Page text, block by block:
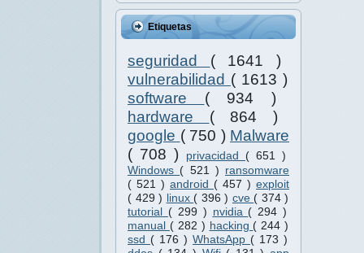
Etiquetas
seguridad ( 1641 )
vulnerabilidad ( 1613 )
software ( 934 )
hardware ( 864 )
google ( 750 ) Malware
( 708 )
privacidad ( 651 )
Windows ( 521 ) ransomware
( 521 ) android ( 457 ) exploit
( 429 ) linux ( 396 ) cve ( 374 )
tutorial ( 299 ) nvidia ( 294 )
manual ( 282 ) hacking ( 244 )
ssd ( 176 ) WhatsApp ( 173 )